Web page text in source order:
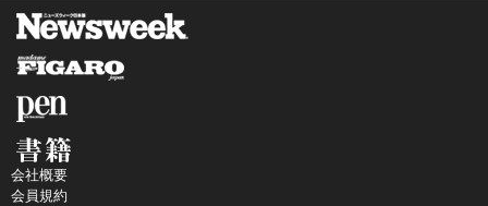
会社概要
会員規約